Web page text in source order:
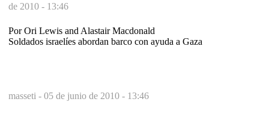
de 2010 - 13:46
Por Ori Lewis and Alastair Macdonald
Soldados israelíes abordan barco con ayuda a Gaza
masseti - 05 de junio de 2010 - 13:46